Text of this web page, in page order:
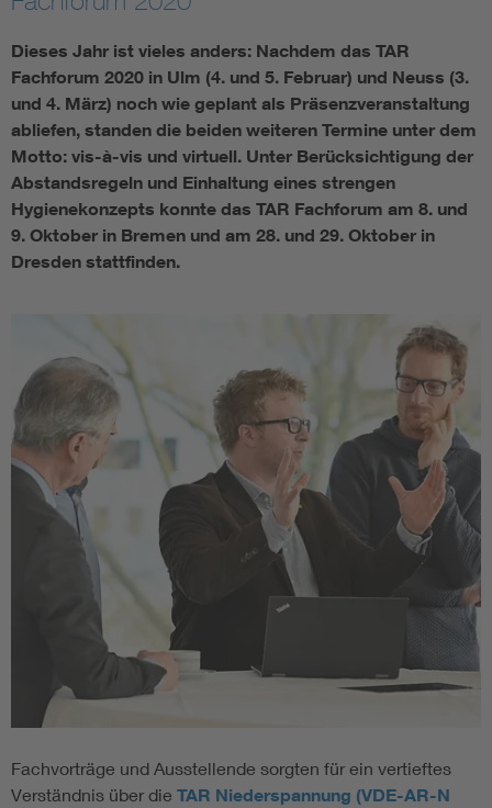
Digitalisierung und Metering
Versorgungsqualität Stromnetze
Regelsetzung
Dieses Jahr ist vieles anders: Nachdem das TAR
Fachforum 2020 in Ulm (4. und 5. Februar) und Neuss (3.
und 4. März) noch wie geplant als Präsenzveranstaltung
abliefen, standen die beiden weiteren Termine unter dem
Motto: vis-à-vis und virtuell. Unter Berücksichtigung der
Abstandsregeln und Einhaltung eines strengen
Hygienekonzepts konnte das TAR Fachforum am 8. und
9. Oktober in Bremen und am 28. und 29. Oktober in
Dresden stattfinden.
Fachvorträge und Ausstellende sorgten für ein vertieftes
Verständnis über die TAR Niederspannung (VDE-AR-N